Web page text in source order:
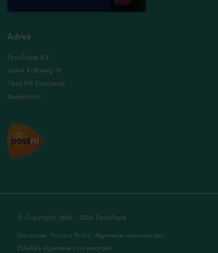
Adres
FysioTape B.V.
Josink Kolkweg 18
7545 PR Enschede
Nederland
© Copyright 1998 - 2026 FysioTape
Disclaimer Privacy Policy Algemene voorwaarden
Zakelijke algemene voorwaarden